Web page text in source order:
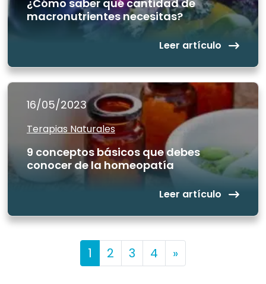
¿Cómo saber qué cantidad de
macronutrientes necesitas?
Leer artículo
16/05/2023
Terapias Naturales
9 conceptos básicos que debes
conocer de la homeopatía
Leer artículo
Posts navigation
1 2 3 4 »